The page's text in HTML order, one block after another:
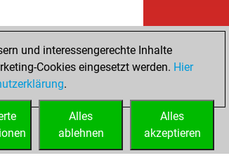
und interessengerechte Inhalte
Cookies eingesetzt werden. Hier
.
Alles
akzeptieren
Alles
ablehnen